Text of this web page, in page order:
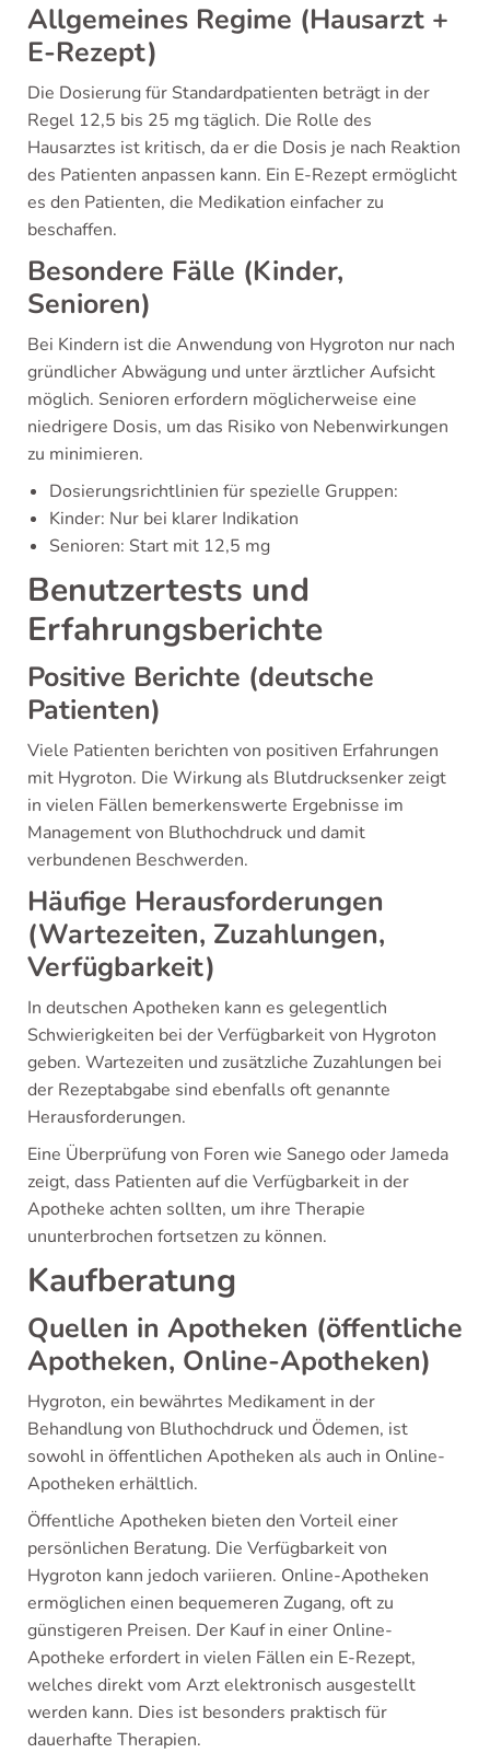
Allgemeines Regime (Hausarzt +
E-Rezept)
Die Dosierung für Standardpatienten beträgt in der
Regel 12,5 bis 25 mg täglich. Die Rolle des
Hausarztes ist kritisch, da er die Dosis je nach Reaktion
des Patienten anpassen kann. Ein E-Rezept ermöglicht
es den Patienten, die Medikation einfacher zu
beschaffen.
Besondere Fälle (Kinder,
Senioren)
Bei Kindern ist die Anwendung von Hygroton nur nach
gründlicher Abwägung und unter ärztlicher Aufsicht
möglich. Senioren erfordern möglicherweise eine
niedrigere Dosis, um das Risiko von Nebenwirkungen
zu minimieren.
Dosierungsrichtlinien für spezielle Gruppen:
Kinder: Nur bei klarer Indikation
Senioren: Start mit 12,5 mg
Benutzertests und
Erfahrungsberichte
Positive Berichte (deutsche
Patienten)
Viele Patienten berichten von positiven Erfahrungen
mit Hygroton. Die Wirkung als Blutdrucksenker zeigt
in vielen Fällen bemerkenswerte Ergebnisse im
Management von Bluthochdruck und damit
verbundenen Beschwerden.
Häufige Herausforderungen
(Wartezeiten, Zuzahlungen,
Verfügbarkeit)
In deutschen Apotheken kann es gelegentlich
Schwierigkeiten bei der Verfügbarkeit von Hygroton
geben. Wartezeiten und zusätzliche Zuzahlungen bei
der Rezeptabgabe sind ebenfalls oft genannte
Herausforderungen.
Eine Überprüfung von Foren wie Sanego oder Jameda
zeigt, dass Patienten auf die Verfügbarkeit in der
Apotheke achten sollten, um ihre Therapie
ununterbrochen fortsetzen zu können.
Kaufberatung
Quellen in Apotheken (öffentliche
Apotheken, Online-Apotheken)
Hygroton, ein bewährtes Medikament in der
Behandlung von Bluthochdruck und Ödemen, ist
sowohl in öffentlichen Apotheken als auch in Online-
Apotheken erhältlich.
Öffentliche Apotheken bieten den Vorteil einer
persönlichen Beratung. Die Verfügbarkeit von
Hygroton kann jedoch variieren. Online-Apotheken
ermöglichen einen bequemeren Zugang, oft zu
günstigeren Preisen. Der Kauf in einer Online-
Apotheke erfordert in vielen Fällen ein E-Rezept,
welches direkt vom Arzt elektronisch ausgestellt
werden kann. Dies ist besonders praktisch für
dauerhafte Therapien.